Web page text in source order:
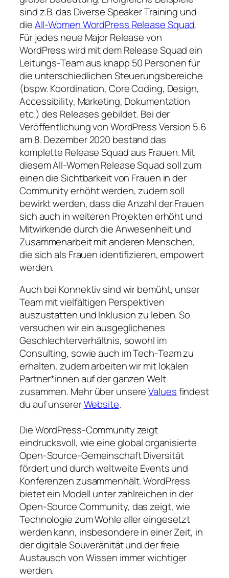
sind z.B. das Diverse Speaker Training und
dieAll-Women WordPress Release Squad.
Für jedes neue Major Release von
WordPress wird mit dem Release Squad ein
Leitungs-Team aus knapp 50 Personen für
die unterschiedlichen Steuerungsbereiche
(bspw. Koordination, Core Coding, Design,
Accessibility, Marketing, Dokumentation
etc.) des Releases gebildet. Bei der
Veröffentlichung von WordPress Version 5.6
am 8. Dezember 2020 bestand das
komplette Release Squad aus Frauen. Mit
diesem All-Women Release Squad soll zum
einen die Sichtbarkeit von Frauen in der
Community erhöht werden, zudem soll
bewirkt werden, dass die Anzahl der Frauen
sich auch in weiteren Projekten erhöht und
Mitwirkende durch die Anwesenheit und
Zusammenarbeit mit anderen Menschen,
die sich als Frauen identifizieren, empowert
werden.
Auch bei Konnektiv sind wir bemüht, unser
Team mit vielfältigen Perspektiven
auszustatten und Inklusion zu leben. So
versuchen wir ein ausgeglichenes
Geschlechterverhältnis, sowohl im
Consulting, sowie auch im Tech-Team zu
erhalten, zudem arbeiten wir mit lokalen
Partner*innen auf der ganzen Welt
zusammen. Mehr über unsereValuesfindest
du auf unsererWebsite.
Die WordPress-Community zeigt
eindrucksvoll, wie eine global organisierte
Open-Source-Gemeinschaft Diversität
fördert und durch weltweite Events und
Konferenzen zusammenhält. WordPress
bietet ein Modell unter zahlreichen in der
Open-Source Community, das zeigt, wie
Technologie zum Wohle aller eingesetzt
werden kann, insbesondere in einer Zeit, in
der digitale Souveränität und der freie
Austausch von Wissen immer wichtiger
werden.